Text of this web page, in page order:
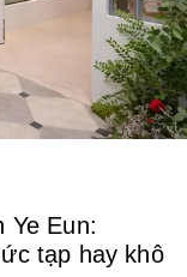
Ye Eun:
tạp hay khô